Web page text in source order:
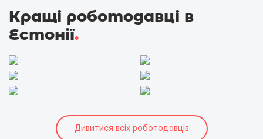
Кращі роботодавці в
Естонії.
Дивитися всіх роботодавців